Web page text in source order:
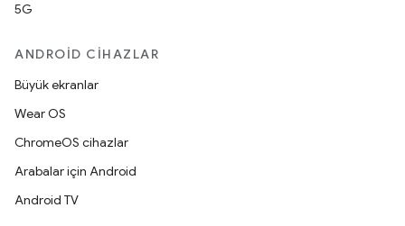
5G
ANDROID CIHAZLAR
Büyük ekranlar
Wear OS
ChromeOS cihazlar
Arabalar için Android
Android TV